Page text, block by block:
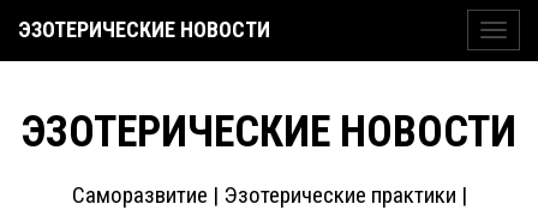
ЭЗОТЕРИЧЕСКИЕ НОВОСТИ
ЭЗОТЕРИЧЕСКИЕ НОВОСТИ
Саморазвитие | Эзотерические практики |